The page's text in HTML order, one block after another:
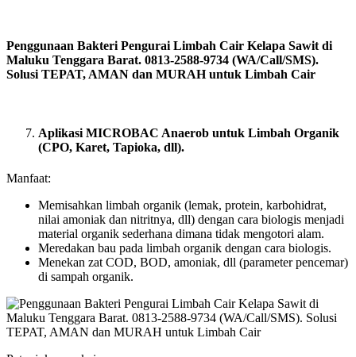
Penggunaan Bakteri Pengurai Limbah Cair Kelapa Sawit di
Maluku Tenggara Barat. 0813-2588-9734 (WA/Call/SMS).
Solusi TEPAT, AMAN dan MURAH untuk Limbah Cair
Aplikasi MICROBAC Anaerob untuk Limbah Organik
(CPO, Karet, Tapioka, dll).
Manfaat:
Memisahkan limbah organik (lemak, protein, karbohidrat,
nilai amoniak dan nitritnya, dll) dengan cara biologis menjadi
material organik sederhana dimana tidak mengotori alam.
Meredakan bau pada limbah organik dengan cara biologis.
Menekan zat COD, BOD, amoniak, dll (parameter pencemar)
di sampah organik.